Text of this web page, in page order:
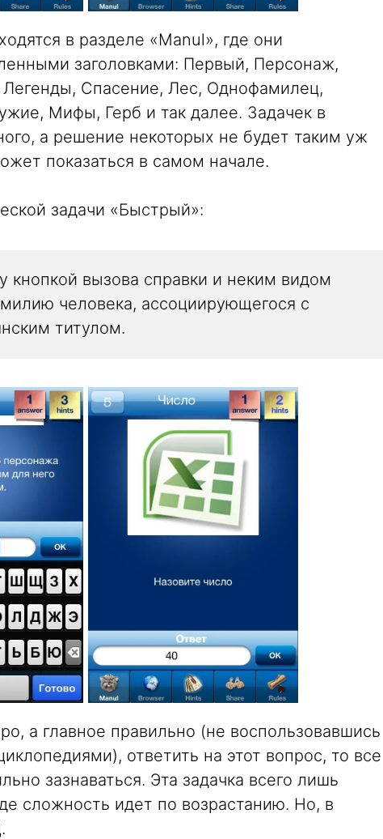
в разделе «Manul», где они
заголовками: Первый, Персонаж,
Спасение, Лес, Однофамилец,
Мифы, Герб и так далее. Задачек в
а решение некоторых не будет таким уж
показаться в самом начале.
задачи «Быстрый»:
кнопкой вызова справки и неким видом
человека, ассоциирующегося с
титулом.
а главное правильно (не воспользовавшись
ответить на этот вопрос, то все
зазнаваться. Эта задачка всего лишь
сложность идет по возрастанию. Но, в